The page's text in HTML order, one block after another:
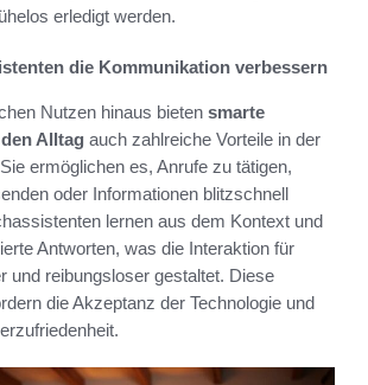
erledigt werden.
die Kommunikation verbessern
Nutzen hinaus bieten smarte
Alltag auch zahlreiche Vorteile in der
ermöglichen es, Anrufe zu tätigen,
oder Informationen blitzschnell
lernen aus dem Kontext und
Antworten, was die Interaktion für
und reibungsloser gestaltet. Diese
die Akzeptanz der Technologie und